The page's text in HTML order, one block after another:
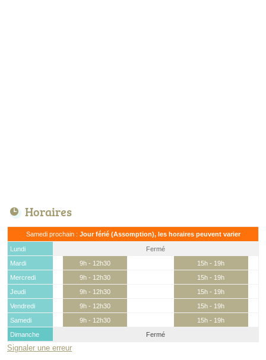
Horaires
Samedi prochain : Jour férié (Assomption), les horaires peuvent varier
Lundi
Fermé
Mardi
9h - 12h30
15h - 19h
Mercredi
9h - 12h30
15h - 19h
Jeudi
9h - 12h30
15h - 19h
Vendredi
9h - 12h30
15h - 19h
Samedi
9h - 12h30
15h - 19h
Dimanche
Fermé
Signaler une erreur